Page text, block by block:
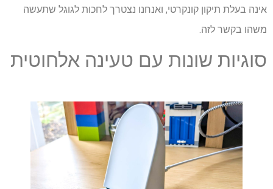
אינה בעלת תיקון קונקרטי, ואנחנו נצטרך לחכות לגוגל שתעשה
משהו בקשר לזה.
סוגיות שונות עם טעינה אלחוטית